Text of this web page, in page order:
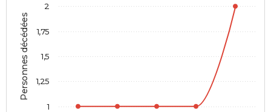
Personnes décédées
1
1,25
1,5
1,75
2